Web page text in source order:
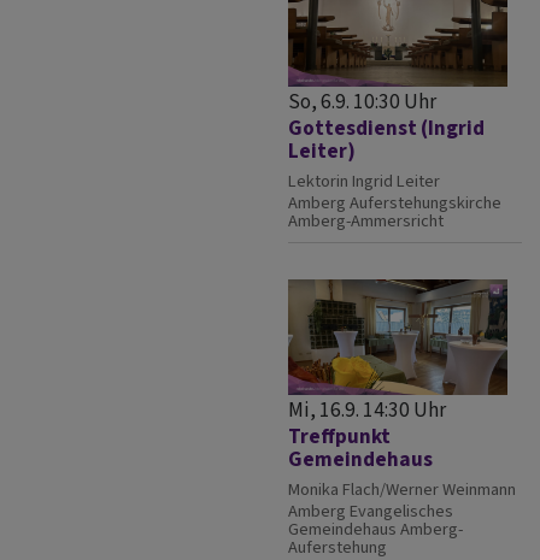
So, 6.9. 10:30 Uhr
Gottesdienst (Ingrid
Leiter)
Lektorin Ingrid Leiter
Amberg Auferstehungskirche
Amberg-Ammersricht
Mi, 16.9. 14:30 Uhr
Treffpunkt
Gemeindehaus
Monika Flach/Werner Weinmann
Amberg Evangelisches
Gemeindehaus Amberg-
Auferstehung